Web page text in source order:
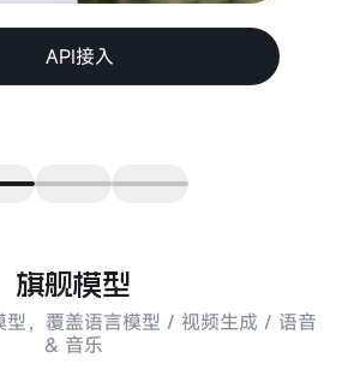
API接入
旗舰模型
，覆盖语言模型 / 视频生成 / 语音
& 音乐